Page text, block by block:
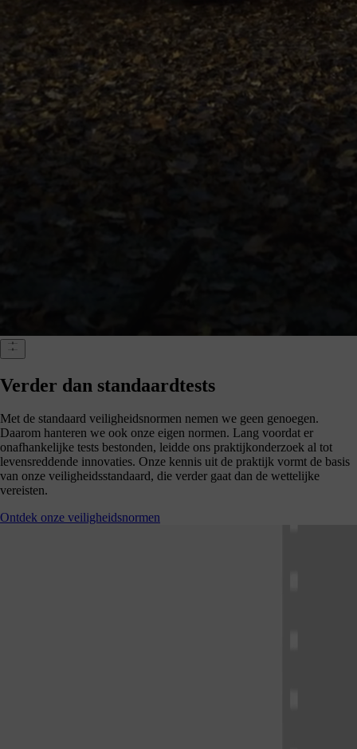
Verder dan standaardtests
Met de standaard veiligheidsnormen nemen we geen genoegen.
Daarom hanteren we ook onze eigen normen. Lang voordat er
onafhankelijke tests bestonden, leidde ons praktijkonderzoek al tot
levensreddende innovaties. Onze kennis uit de praktijk vormt de basis
van onze veiligheidsstandaard, die verder gaat dan de wettelijke
vereisten.
Ontdek onze veiligheidsnormen